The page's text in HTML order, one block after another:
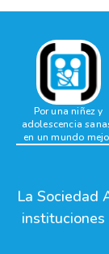
Por una niñez y
adolescencia
en un mundo
La Sociedad